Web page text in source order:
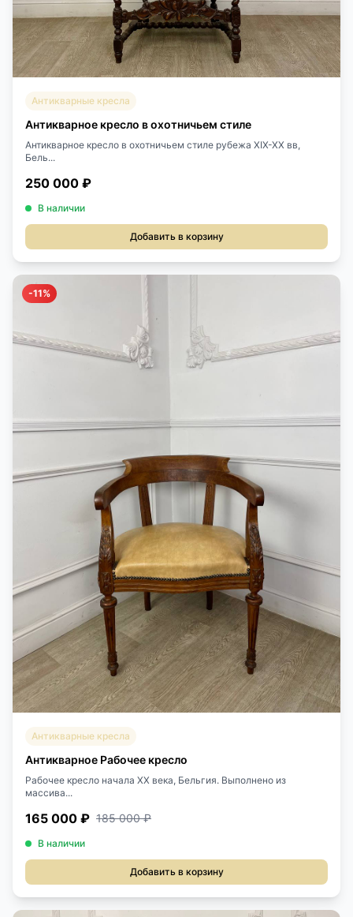
Антикварные кресла
Антикварное кресло в охотничьем стиле
Антикварное кресло в охотничьем стиле рубежа XIX-XX вв,
Бель...
250 000 ₽
В наличии
Добавить в корзину
-11%
Антикварные кресла
Антикварное Рабочее кресло
Рабочее кресло начала XX века, Бельгия. Выполнено из
массива...
165 000 ₽ 185 000 ₽
В наличии
Добавить в корзину